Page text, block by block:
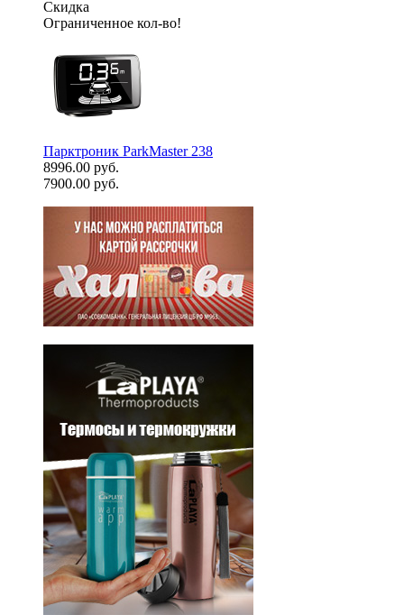
Скидка
Ограниченное кол-во!
Парктроник ParkMaster 238
8996.00 руб.
7900.00 руб.